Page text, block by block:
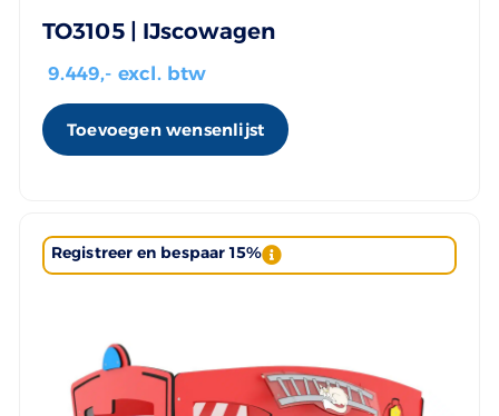
TO3105 | IJscowagen
9.449,- excl. btw
Toevoegen wensenlijst
Registreer en bespaar 15%